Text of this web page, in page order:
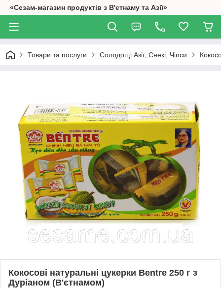
«Сезам-магазин продуктів з В'єтнаму та Азії»
Товари та послуги Солодощі Азії, Снекі, Чіпси
Кокосові натуральні цукерки Bentre 250 г з
Дуріаном (В'єтнамом)